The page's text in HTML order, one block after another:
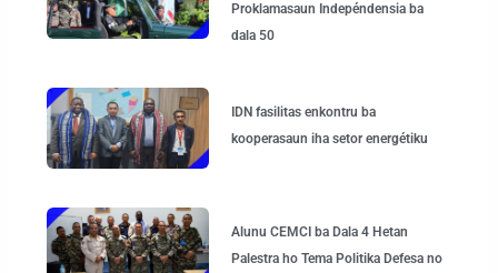
Proklamasaun Indepéndensia ba
dala 50
IDN fasilitas enkontru ba
kooperasaun iha setor energétiku
Alunu CEMCI ba Dala 4 Hetan
Palestra ho Tema Politika Defesa no